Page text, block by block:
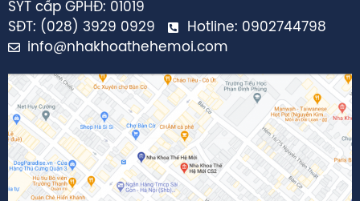
SĐT: (028) 3929 0929
info@nhakhoathehemoi.com